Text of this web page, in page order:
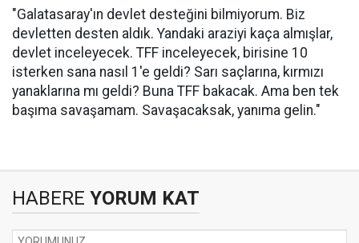
"Galatasaray'ın devlet desteğini bilmiyorum. Biz
devletten desten aldık. Yandaki araziyi kaça almışlar,
devlet inceleyecek. TFF inceleyecek, birisine 10
isterken sana nasıl 1'e geldi? Sarı saçlarına, kırmızı
yanaklarına mı geldi? Buna TFF bakacak. Ama ben tek
başıma savaşamam. Savaşacaksak, yanıma gelin."
HABERE YORUM KAT